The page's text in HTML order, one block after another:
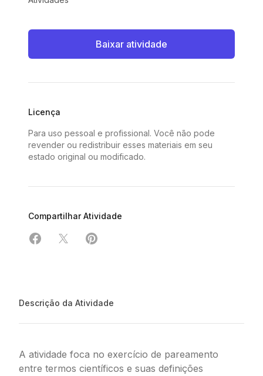
Baixar atividade
Licença
Para uso pessoal e profissional. Você não pode
revender ou redistribuir esses materiais em seu
estado original ou modificado.
Compartilhar Atividade
Compartilhar em Facebook
Compartilhar em X
Compartilhar em Pinterest
Descrição da Atividade
A atividade foca no exercício de pareamento
entre termos científicos e suas definições